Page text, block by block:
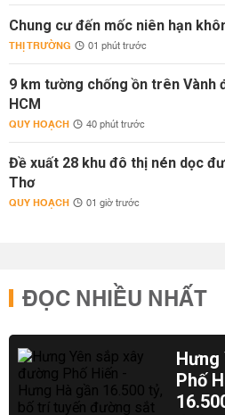
Chung cư đến mốc niên hạn
THỊ TRƯỜNG 01 phút trước
9 km tường chống ồn trên Vành
HCM
QUY HOẠCH 40 phút trước
Đề xuất 28 khu đô thị nén dọc
Thơ
QUY HOẠCH 01 giờ trước
ĐỌC NHIỀU NHẤT
Hưng
Phố